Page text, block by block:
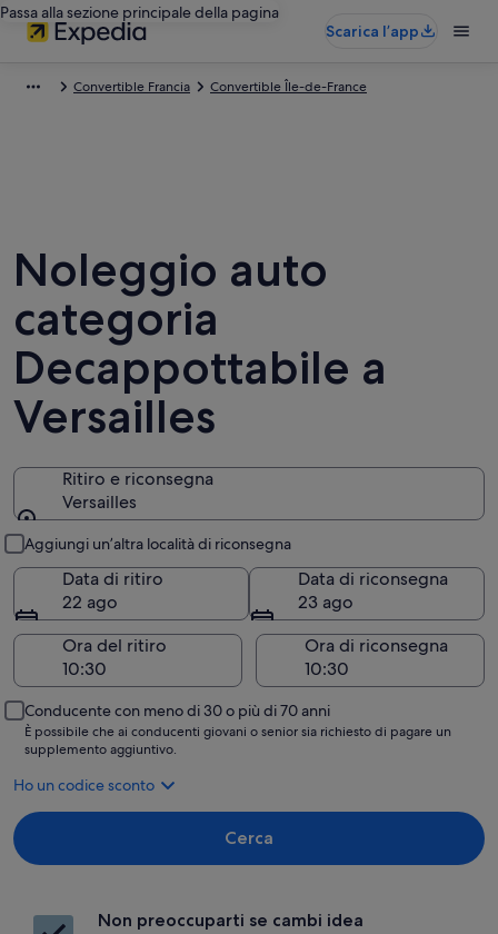
Passa alla sezione principale della pagina
Scarica l’app
Convertible Francia Convertible Île-de-France
Noleggio auto
categoria
Decappottabile a
Versailles
Ritiro e riconsegna
Versailles
Aggiungi un’altra località di riconsegna
Data di ritiro
22 ago
Data di riconsegna
23 ago
Ora del ritiro
Ora di riconsegna
Conducente con meno di 30 o più di 70 anni
È possibile che ai conducenti giovani o senior sia richiesto di pagare un
supplemento aggiuntivo.
Ho un codice sconto
Cerca
Non preoccuparti se cambi idea